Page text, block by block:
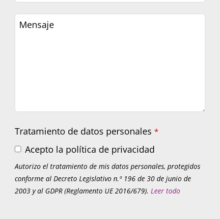
Mensaje
Tratamiento de datos personales *
Acepto la política de privacidad
Autorizo el tratamiento de mis datos personales, protegidos
conforme al Decreto Legislativo n.º 196 de 30 de junio de
2003 y al GDPR (Reglamento UE 2016/679). Leer todo